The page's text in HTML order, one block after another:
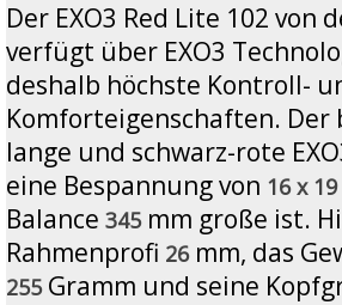
Der EXO3 Red Lite 102 von
verfügt über EXO3
deshalb höchste Kontroll-
Komforteigenschaften. Der
lange und schwarz-rote
eine Bespannung von 16 x 19
Balance 345 mm große ist.
Rahmenprofi 26 mm, das
255 Gramm und seine